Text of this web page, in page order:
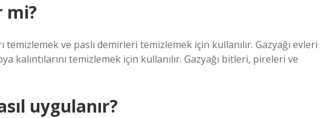
mi?
ve paslı demirleri temizlemek için kullanılır. Gazyağı evleri
kalıntılarını temizlemek için kullanılır. Gazyağı bitleri, pireleri ve
uygulanır?